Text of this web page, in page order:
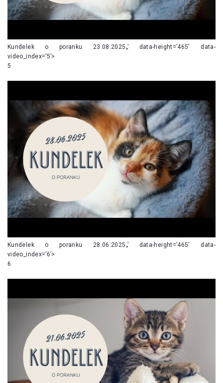
Kundelek o poranku 23.08.2025„’ data-height=’465′ data-
video_index=’5’>
5
Kundelek o poranku 28.06.2025„’ data-height=’465′ data-
video_index=’6’>
6